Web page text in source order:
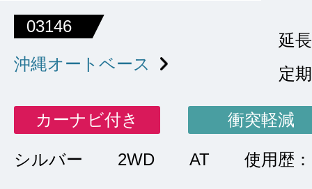
03146
沖縄オートベース
延
定
カーナビ付き 衝突軽減
シルバー 2WD AT 使用歴